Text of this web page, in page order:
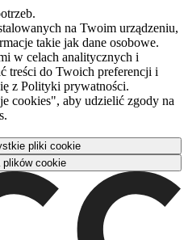
na Twoim urządzeniu,
takie jak dane osobowe.
w celach analitycznych i
treści do Twoich preferencji i
z Polityki prywatności.
cookies", aby udzielić zgody na
pliki cookie
plików cookie